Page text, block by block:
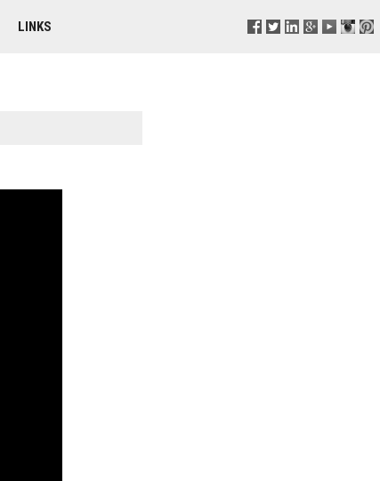
LINKS